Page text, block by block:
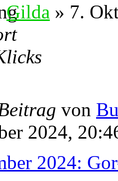
Gilda » 7.
von
2024,
2024: